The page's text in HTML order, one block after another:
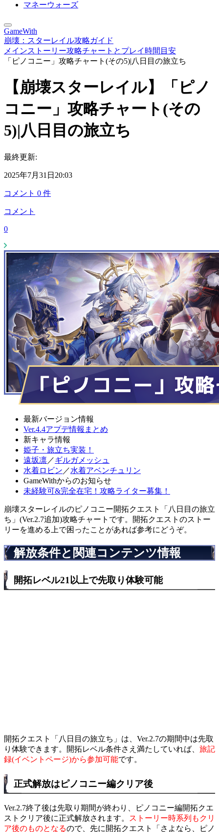
マネーウォーズ
GameWith
崩壊：スターレイル攻略ガイド
メインストーリー攻略チャートとプレイ時間目安
「ピノコニー」攻略チャート(その5)|八日目の旅立ち
【崩壊スターレイル】「ピノ
コニー」攻略チャート(その
5)|八日目の旅立ち
最終更新:
2025年7月31日20:03
コメント 0 件
コメント
0
最新バージョン情報
Ver.4.4アプデ情報まとめ
新キャラ情報
姫子・旅立ち実装！
遠坂凛／ギルガメッシュ
水着ロビン ／水着アベンチュリン
GameWithからのお知らせ
未経験可&完全在宅！攻略ライター募集！
崩壊スターレイルのピノコニー開拓クエスト「八日目の旅立
ち」(Ver.2.7追加)攻略チャートです。開拓クエストのストー
リーを進める上で困ったことがあれば参考にどうぞ。
解放条件と関連コンテンツ情報
開拓レベル21以上で先取り体験可能
開拓クエスト「八日目の旅立ち」は、Ver.2.7の期間中は先取
り体験できます。開拓レベル条件さえ満たしていれば、 旅記
録(イベントページ)から参加可能です。
正式解放はピノコニー編クリア後
Ver.2.7終了後は先取り期間が終わり、ピノコニー編開拓クエ
ストクリア後に正式解放されます。
ストーリー時系列もクリ
ア後のものとなるので、先に開拓クエスト「さよなら、ピノ